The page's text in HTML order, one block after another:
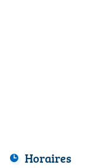
Horaires